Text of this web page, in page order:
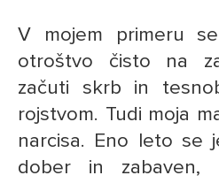
V mojem primeru
otroštvo čisto na
začuti skrb in
rojstvom. Tudi moja
narcisa. Eno leto se
dober in zabaven,